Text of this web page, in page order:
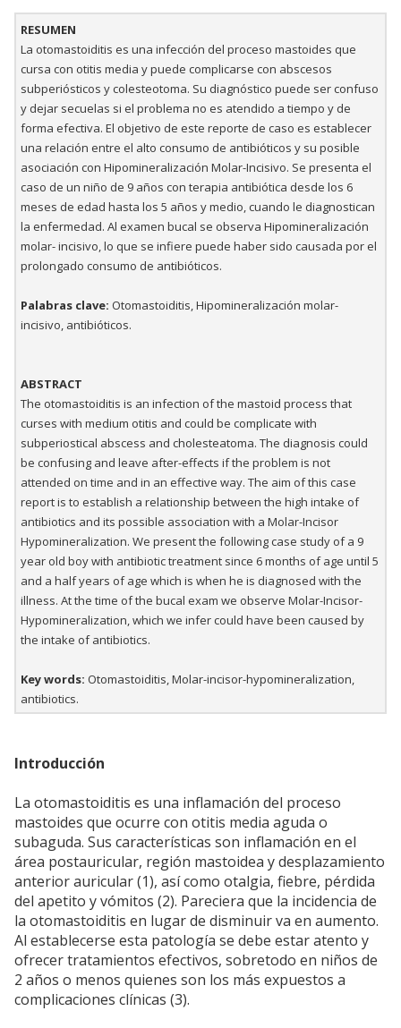
RESUMEN
La otomastoiditis es una infección del proceso mastoides que
cursa con otitis media y puede complicarse con abscesos
subperiósticos y colesteotoma. Su diagnóstico puede ser confuso
y dejar secuelas si el problema no es atendido a tiempo y de
forma efectiva. El objetivo de este reporte de caso es establecer
una relación entre el alto consumo de antibióticos y su posible
asociación con Hipomineralización Molar-Incisivo. Se presenta el
caso de un niño de 9 años con terapia antibiótica desde los 6
meses de edad hasta los 5 años y medio, cuando le diagnostican
la enfermedad. Al examen bucal se observa Hipomineralización
molar- incisivo, lo que se infiere puede haber sido causada por el
prolongado consumo de antibióticos.
Palabras clave: Otomastoiditis, Hipomineralización molar-
incisivo, antibióticos.
ABSTRACT
The otomastoiditis is an infection of the mastoid process that
curses with medium otitis and could be complicate with
subperiostical abscess and cholesteatoma. The diagnosis could
be confusing and leave after-effects if the problem is not
attended on time and in an effective way. The aim of this case
report is to establish a relationship between the high intake of
antibiotics and its possible association with a Molar-Incisor
Hypomineralization. We present the following case study of a 9
year old boy with antibiotic treatment since 6 months of age until 5
and a half years of age which is when he is diagnosed with the
illness. At the time of the bucal exam we observe Molar-Incisor-
Hypomineralization, which we infer could have been caused by
the intake of antibiotics.
Key words: Otomastoiditis, Molar-incisor-hypomineralization,
antibiotics.
Introducción
La otomastoiditis es una inflamación del proceso
mastoides que ocurre con otitis media aguda o
subaguda. Sus características son inflamación en el
área postauricular, región mastoidea y desplazamiento
anterior auricular (1), así como otalgia, fiebre, pérdida
del apetito y vómitos (2). Pareciera que la incidencia de
la otomastoiditis en lugar de disminuir va en aumento.
Al establecerse esta patología se debe estar atento y
ofrecer tratamientos efectivos, sobretodo en niños de
2 años o menos quienes son los más expuestos a
complicaciones clínicas (3).